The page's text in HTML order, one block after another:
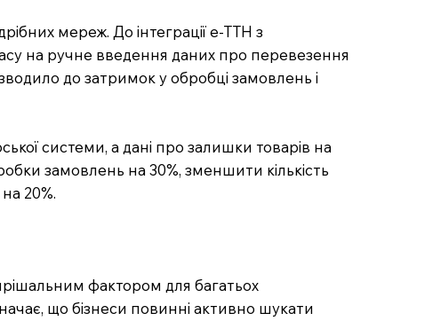
мереж. До інтеграції е-ТТН з
на ручне введення даних про перевезення
до затримок у обробці замовлень і
системи, а дані про залишки товарів на
замовлень на 30%, зменшити кількість
20%.
фактором для багатьох
що бізнеси повинні активно шукати